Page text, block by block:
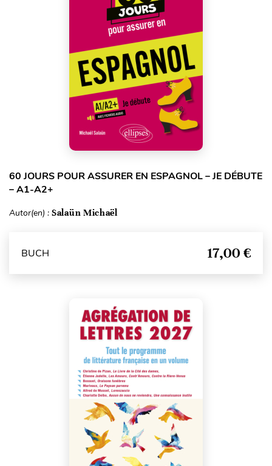
60 JOURS POUR ASSURER EN ESPAGNOL – JE DÉBUTE
– A1-A2+
Autor(en) : Salaün Michaël
BUCH 17,00 €